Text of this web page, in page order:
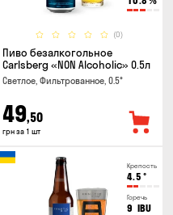
(0)
Пиво безалкогольное
Carlsberg «NON Alcoholic» 0.5л
Светлое, Фильтрованное, 0.5°
49,50
грн за 1 шт
Крепость
4.5 °
Горечь
9 IBU